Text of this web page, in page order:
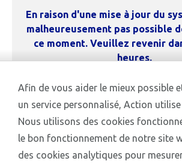
Afin de vous aider le mieux possible
un service personnalisé, Action
Nous utilisons des cookies
le bon fonctionnement de notre site
des cookies analytiques pour
En raison d'une mise à jour du
malheureusement pas possible
ce moment. Veuillez revenir
heures.
Revenir à l’accuei